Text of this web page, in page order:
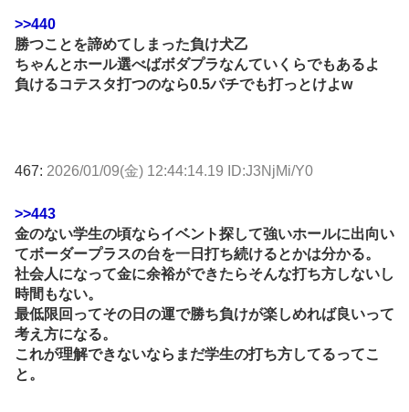
>>440
勝つことを諦めてしまった負け犬乙
ちゃんとホール選べばボダプラなんていくらでもあるよ
負けるコテスタ打つのなら0.5パチでも打っとけよw
467: 2026/01/09(金) 12:44:14.19 ID:J3NjMi/Y0
>>443
金のない学生の頃ならイベント探して強いホールに出向い
てボーダープラスの台を一日打ち続けるとかは分かる。
社会人になって金に余裕ができたらそんな打ち方しないし
時間もない。
最低限回ってその日の運で勝ち負けが楽しめれば良いって
考え方になる。
これが理解できないならまだ学生の打ち方してるってこ
と。